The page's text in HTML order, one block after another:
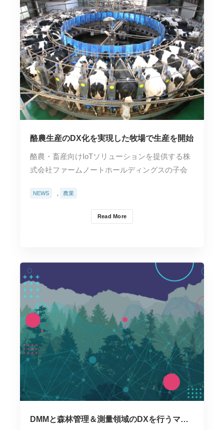
酪農生産のDX化を実現した牧場で生産を開始
酪農・畜産向けIoTソリューションを提供する株
式会社ファームノートホールディングスの子会
Read More
NEWS , 農業
DMMと森林管理＆測量領域のDXを行うマプ